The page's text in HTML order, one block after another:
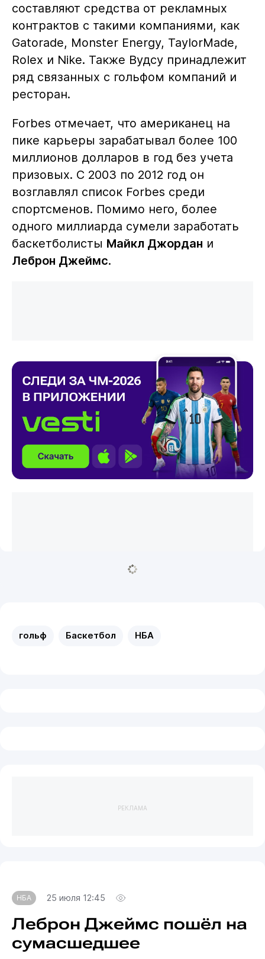
составляют средства от рекламных
контрактов с такими компаниями, как
Gatorade, Monster Energy, TaylorMade,
Rolex и Nike. Также Вудсу принадлежит
ряд связанных с гольфом компаний и
ресторан.
Forbes отмечает, что американец на
пике карьеры зарабатывал более 100
миллионов долларов в год без учета
призовых. С 2003 по 2012 год он
возглавлял список Forbes среди
спортсменов. Помимо него, более
одного миллиарда сумели заработать
баскетболисты Майкл Джордан и
Леброн Джеймс.
гольф Баскетбол НБА
РЕКЛАМА
НБА 25 июля 12:45
Леброн Джеймс пошёл на
сумасшедшее